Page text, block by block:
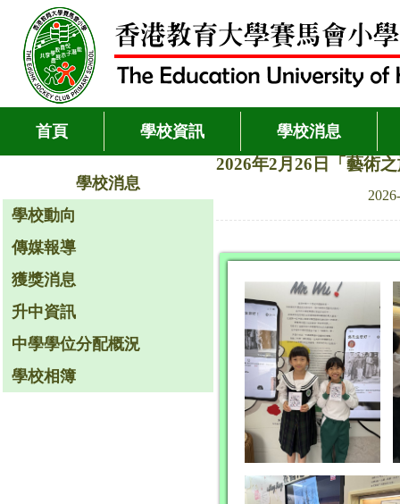
首頁 學校資訊 學校消息
學校消息
學校動向
傳媒報導
獲獎消息
升中資訊
中學學位分配概況
學校相簿
2026年2月26日「藝術